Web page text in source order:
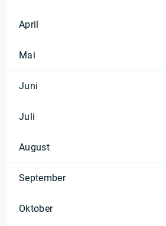
April
Mai
Juni
Juli
August
September
Oktober